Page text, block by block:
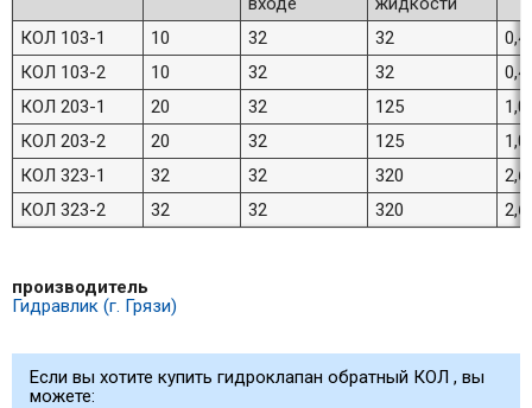
КОЛ 103-1 10 32 32
КОЛ 103-2
10 32 32
КОЛ 203-1
20 32 125
КОЛ 203-2
20 32 125
КОЛ 323-1
32 32 320
2,6
КОЛ 323-2
32 32 320 2,6
производитель
Гидравлик (г. Грязи)
Если вы хотите купить гидроклапан обратный КОЛ , вы
можете: